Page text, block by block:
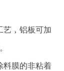
艺，铝板可加
料膜的非粘着